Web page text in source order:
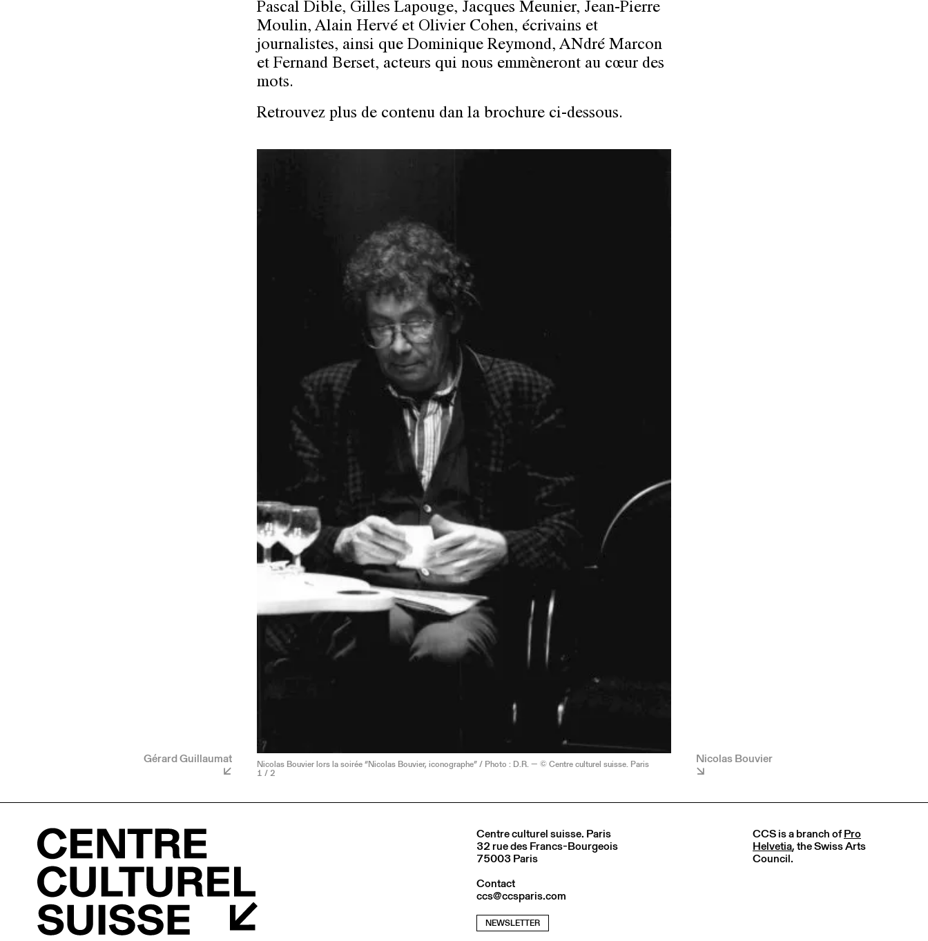
Gérard Guillaumat
Pascal Dible, Gilles Lapouge, Jacques Meunier, Jean-Pierre
Moulin, Alain Hervé et Olivier Cohen, écrivains et
journalistes, ainsi que Dominique Reymond, ANdré Marcon
et Fernand Berset, acteurs qui nous emmèneront au cœur des
mots.
Retrouvez plus de contenu dan la brochure ci-dessous.
Nicolas Bouvier lors la soirée “Nicolas Bouvier, iconographe” / Photo : D.R. — © Centre culturel suisse. Paris
1 / 2
Nicolas Bouvier
Centre culturel suisse. Paris
32 rue des Francs-Bourgeois
75003 Paris
Contact
ccs@ccsparis.com
NEWSLETTER
CCS is a branch ofPro
Helvetia, the Swiss Arts
Council.